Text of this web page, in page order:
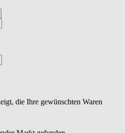
die Ihre gewünschten Waren